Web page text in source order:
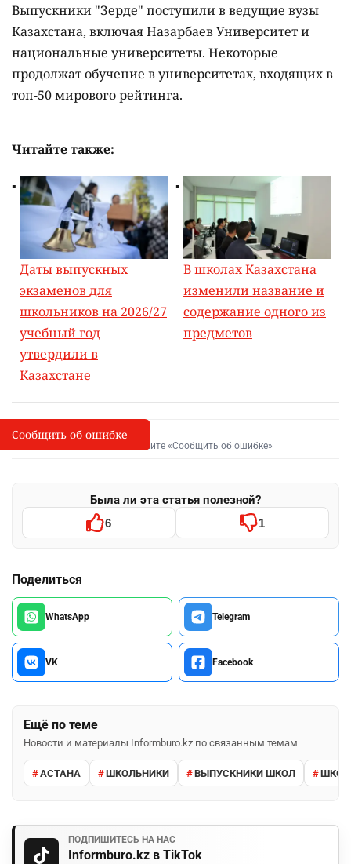
Выпускники "Зерде" поступили в ведущие вузы
Казахстана, включая Назарбаев Университет и
национальные университеты. Некоторые
продолжат обучение в университетах, входящих в
топ-50 мирового рейтинга.
Читайте также:
Даты выпускных
экзаменов для
школьников на 2026/27
учебный год
утвердили в
Казахстане
В школах Казахстана
изменили название и
содержание одного из
предметов
I
Сообщить об опечатке
Выделите фрагмент и нажмите «Сообщить об ошибке»
Была ли эта статья полезной?
6 1
Поделиться
WhatsApp Telegram
VK Facebook
Ещё по теме
Новости и материалы Informburo.kz по связанным темам
АСТАНА ШКОЛЬНИКИ ВЫПУСКНИКИ ШКОЛ
ПОДПИШИТЕСЬ НА НАС
Informburo.kz в TikTok
Сообщить об ошибке